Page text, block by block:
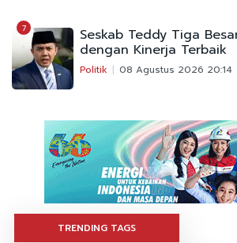
7 Seskab Teddy Tiga
dengan Kinerja Terbaik
Politik 08 Agustus 2026 20:14
TRENDING TAGS